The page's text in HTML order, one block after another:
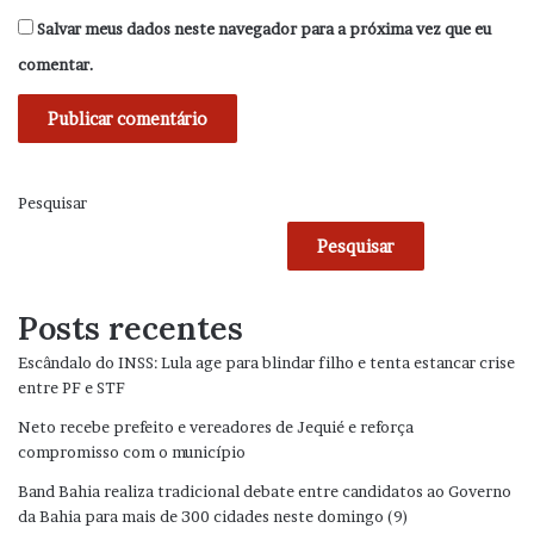
Salvar meus dados neste navegador para a próxima vez que eu
comentar.
Pesquisar
Pesquisar
Posts recentes
Escândalo do INSS: Lula age para blindar filho e tenta estancar crise
entre PF e STF
Neto recebe prefeito e vereadores de Jequié e reforça
compromisso com o município
Band Bahia realiza tradicional debate entre candidatos ao Governo
da Bahia para mais de 300 cidades neste domingo (9)